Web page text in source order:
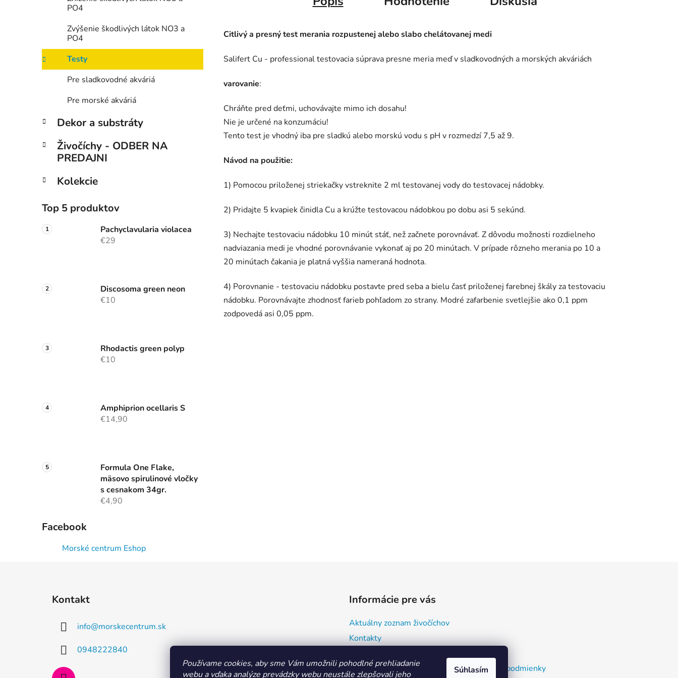
Používame cookies, aby sme Vám umožnili pohodlné prehliadanie
webu a vďaka analýze prevádzky webu neustále zlepšovali jeho
Súhlasím
PO4
Zvýšenie škodlivých látok NO3 a
PO4
Testy
Pre sladkovodné akváriá
Pre morské akváriá
Dekor a substráty
Živočíchy - ODBER NA
PREDAJNI
Kolekcie
Top 5 produktov
Pachyclavularia violacea
€29
Discosoma green neon
€10
Rhodactis green polyp
€10
Amphiprion ocellaris S
€14,90
Formula One Flake,
mäsovo spirulinové vločky
s cesnakom 34gr.
€4,90
Facebook
Morské centrum Eshop
Citlivý a presný test merania rozpustenej alebo slabo chelátovanej medi
Salifert Cu - professional testovacia súprava presne meria meď v sladkovodných a morských akváriách
varovanie:
Chráňte pred deťmi, uchovávajte mimo ich dosahu!
Nie je určené na konzumáciu!
Tento test je vhodný iba pre sladkú alebo morskú vodu s pH v rozmedzí 7,5 až 9.
Návod na použitie:
1) Pomocou priloženej striekačky vstreknite 2 ml testovanej vody do testovacej nádobky.
2) Pridajte 5 kvapiek činidla Cu a krúžte testovacou nádobkou po dobu asi 5 sekúnd.
3) Nechajte testovaciu nádobku 10 minút stáť, než začnete porovnávať. Z dôvodu možnosti rozdielneho
nadviazania medi je vhodné porovnávanie vykonať aj po 20 minútach. V prípade rôzneho merania po 10 a
20 minútach čakania je platná vyššia nameraná hodnota.
4) Porovnanie - testovaciu nádobku postavte pred seba a bielu časť priloženej farebnej škály za testovaciu
nádobku. Porovnávajte zhodnosť farieb pohľadom zo strany. Modré zafarbenie svetlejšie ako 0,1 ppm
zodpovedá asi 0,05 ppm.
Kontakt
info@morskecentrum.sk
0948222840
Informácie pre vás
Aktuálny zoznam živočíchov
Kontakty
Všeobecné obchodné podmienky a dodacie podmienky